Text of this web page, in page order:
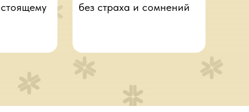
без страха и сомнений